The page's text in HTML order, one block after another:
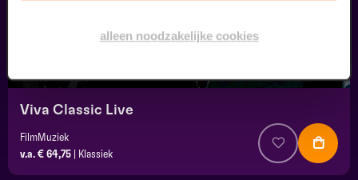
alleen noodzakelijke cookies
Viva Classic Live
FilmMuziek
v.a. € 64,75
Klassiek